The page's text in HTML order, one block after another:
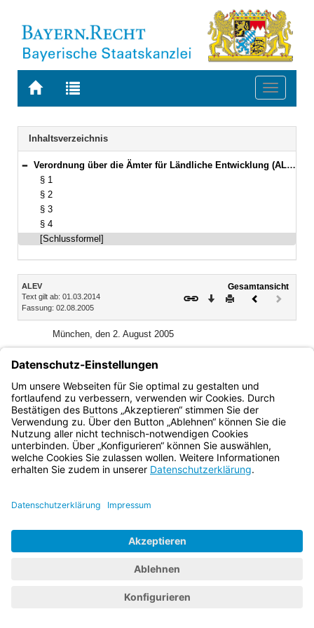
Zur
BAYERN.RECHT
Zur
letzten
Suche
Toggle
Navigation
Inhaltsverzeichnis
Bereich reduzieren
Verordnung über die Ämter für Ländliche Entwicklung (ALEV) Vom 2. August 2005 (GVBl. S. 369) BayRS 7815-2-L (§§ 1–4)
§ 1
§ 2
§ 3
§ 4
[Schlussformel]
Inhalt
ALEV
Text gilt ab: 01.03.2014
Fassung: 02.08.2005
Gesamtansicht
Download
DruckenVorheriges
(inaktiv)
München, den 2. August 2005
Forsten
Josef Miller, Staatsminister
Bayern.de
BayernPortal
Datenschutz
Kontakt
Kontrastwechsel